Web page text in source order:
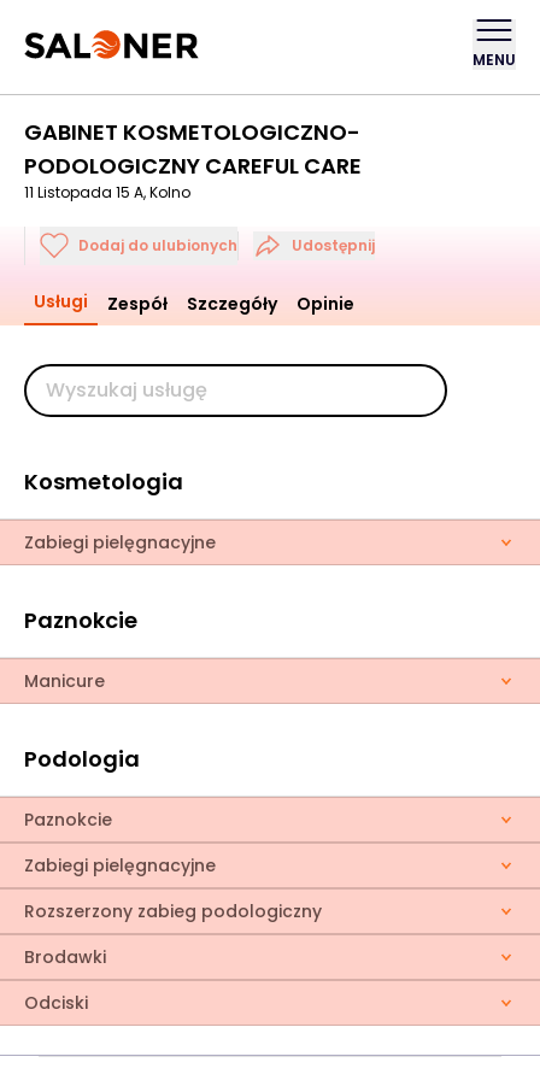
MENU
GABINET KOSMETOLOGICZNO-
PODOLOGICZNY CAREFUL CARE
11 Listopada 15 A, Kolno
Dodaj do ulubionych Udostępnij
Usługi Zespół Szczegóły Opinie
Kosmetologia
Zabiegi pielęgnacyjne
Paznokcie
Manicure
Podologia
Paznokcie
Zabiegi pielęgnacyjne
Rozszerzony zabieg podologiczny
Brodawki
Odciski